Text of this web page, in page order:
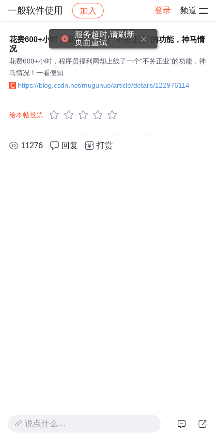
一般软件使用 加入 登录 频道
社区 一般软件使用 帖子详情
花费600+小时，却上线了一个“不务正业”的功能，神马情
况
花费600+小时，程序员福利网却上线了一个“不务正业”的功能，神
马情况！一看便知
https://blog.csdn.net/muguhuo/article/details/122976114
给本帖投票
11276 回复 打赏
说点什么…
服务超时,请刷新
页面重试